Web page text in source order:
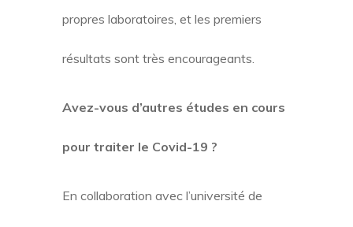
propres laboratoires, et les premiers
résultats sont très encourageants.
Avez-vous d’autres études en cours
pour traiter le Covid-19 ?
En collaboration avec l’université de